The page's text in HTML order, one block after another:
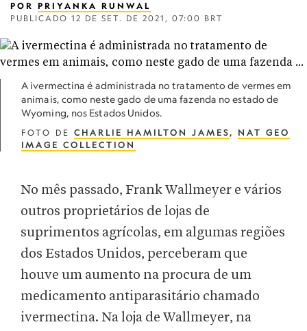
POR PRIYANKA RUNWAL
PUBLICADO 12 DE SET. DE 2021, 07:00 BRT
A ivermectina é administrada no tratamento de vermes em
animais, como neste gado de uma fazenda no estado de
Wyoming, nos Estados Unidos.
FOTO DE CHARLIE HAMILTON JAMES, NAT GEO
IMAGE COLLECTION
No mês passado, Frank Wallmeyer e vários
outros proprietários de lojas de
suprimentos agrícolas, em algumas regiões
dos Estados Unidos, perceberam que
houve um aumento na procura de um
medicamento antiparasitário chamado
ivermectina. Na loja de Wallmeyer, na